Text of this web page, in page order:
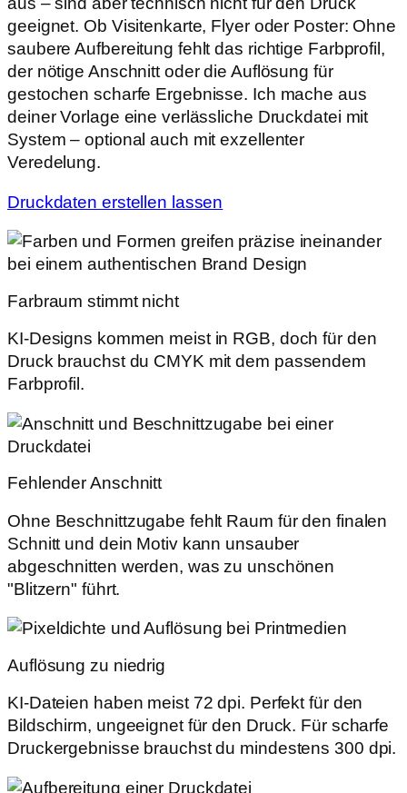
geeignet. Ob Visitenkarte, Flyer oder Poster: Ohne
saubere Aufbereitung fehlt das richtige Farbprofil,
der nötige Anschnitt oder die Auflösung für
gestochen scharfe Ergebnisse. Ich mache aus
deiner Vorlage eine verlässliche Druckdatei mit
System – optional auch mit exzellenter
Veredelung.
Druckdaten erstellen lassen
Farbraum stimmt nicht
KI-Designs kommen meist in RGB, doch für den
Druck brauchst du CMYK mit dem passendem
Farbprofil.
Fehlender Anschnitt
Ohne Beschnittzugabe fehlt Raum für den finalen
Schnitt und dein Motiv kann unsauber
abgeschnitten werden, was zu unschönen
"Blitzern" führt.
Auflösung zu niedrig
KI-Dateien haben meist 72 dpi. Perfekt für den
Bildschirm, ungeeignet für den Druck. Für scharfe
Druckergebnisse brauchst du mindestens 300 dpi.